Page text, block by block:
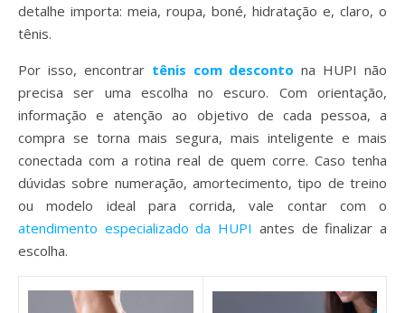
detalhe importa: meia, roupa, boné, hidratação e, claro, o
tênis.
Por isso, encontrar tênis com desconto na HUPI não
precisa ser uma escolha no escuro. Com orientação,
informação e atenção ao objetivo de cada pessoa, a
compra se torna mais segura, mais inteligente e mais
conectada com a rotina real de quem corre. Caso tenha
dúvidas sobre numeração, amortecimento, tipo de treino
ou modelo ideal para corrida, vale contar com o
atendimento especializado da HUPI antes de finalizar a
escolha.